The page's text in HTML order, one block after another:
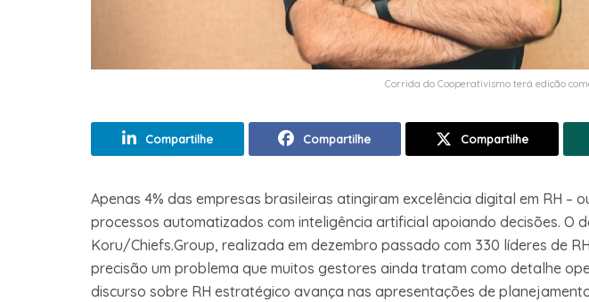
Corrida do Cooperativismo terá edição
Compartilhe Compartilhe Compartilhe
Apenas 4% das empresas brasileiras atingiram excelência digital em RH –
processos automatizados com inteligência artificial apoiando decisões. O
Koru/Chiefs.Group, realizada em dezembro passado com 330 líderes de
precisão um problema que muitos gestores ainda tratam como detalhe
discurso sobre RH estratégico avança nas apresentações de